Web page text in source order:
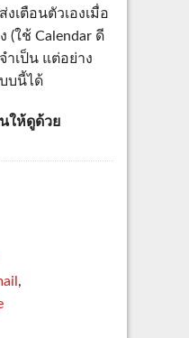
เตือนตัวเองเมื่อ
(ใช้ Calendar ดี
ำเป็น แต่อย่าง
บนี้ได้
ให้ดูด้วย
,